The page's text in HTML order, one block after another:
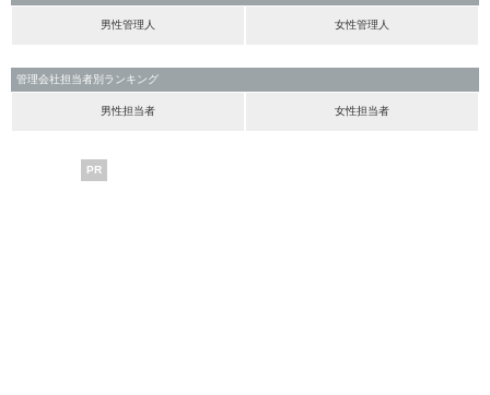
男性管理人 女性管理人
管理会社担当者別ランキング
男性担当者 女性担当者
PR